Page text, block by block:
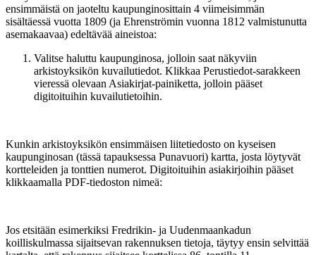
ensimmäistä on jaoteltu kaupunginosittain 4 viimeisimmän
sisältäessä vuotta 1809 (ja Ehrenströmin vuonna 1812 valmistunutta
asemakaavaa) edeltävää aineistoa:
Valitse haluttu kaupunginosa, jolloin saat näkyviin
arkistoyksikön kuvailutiedot. Klikkaa Perustiedot-sarakkeen
vieressä olevaan Asiakirjat-painiketta, jolloin pääset
digitoituihin kuvailutietoihin.
Kunkin arkistoyksikön ensimmäisen liitetiedosto on kyseisen
kaupunginosan (tässä tapauksessa Punavuori) kartta, josta löytyvät
kortteleiden ja tonttien numerot. Digitoituihin asiakirjoihin pääset
klikkaamalla PDF-tiedoston nimeä:
Jos etsitään esimerkiksi Fredrikin- ja Uudenmaankadun
koilliskulmassa sijaitsevan rakennuksen tietoja, täytyy ensin selvittää